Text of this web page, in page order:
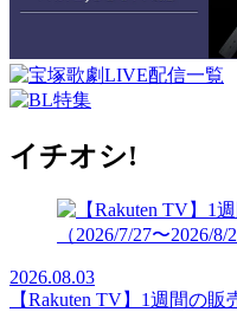
イチオシ!
2026.08.03
【Rakuten TV】1週間の